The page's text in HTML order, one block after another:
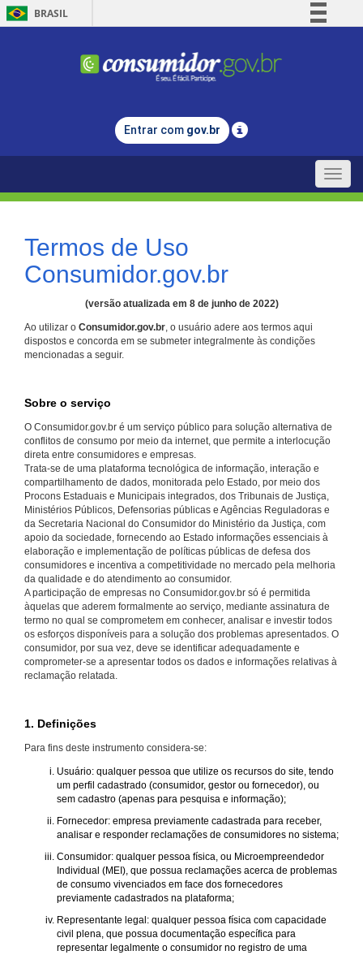
BRASIL
Comunica BR
Legislação
Entrar com gov.br
Toggle
Termos de Uso
Consumidor.gov.br
(versão atualizada em 8 de junho de 2022)
Ao utilizar o Consumidor.gov.br, o usuário adere aos termos aqui
dispostos e concorda em se submeter integralmente às condições
mencionadas a seguir.
Sobre o serviço
O Consumidor.gov.br é um serviço público para solução alternativa de
conflitos de consumo por meio da internet, que permite a interlocução
direta entre consumidores e empresas.
Trata-se de uma plataforma tecnológica de informação, interação e
compartilhamento de dados, monitorada pelo Estado, por meio dos
Procons Estaduais e Municipais integrados, dos Tribunais de Justiça,
Ministérios Públicos, Defensorias públicas e Agências Reguladoras e
da Secretaria Nacional do Consumidor do Ministério da Justiça, com
apoio da sociedade, fornecendo ao Estado informações essenciais à
elaboração e implementação de políticas públicas de defesa dos
consumidores e incentiva a competitividade no mercado pela melhoria
da qualidade e do atendimento ao consumidor.
A participação de empresas no Consumidor.gov.br só é permitida
àquelas que aderem formalmente ao serviço, mediante assinatura de
termo no qual se comprometem em conhecer, analisar e investir todos
os esforços disponíveis para a solução dos problemas apresentados. O
consumidor, por sua vez, deve se identificar adequadamente e
comprometer-se a apresentar todos os dados e informações relativas à
reclamação relatada.
1. Definições
Para fins deste instrumento considera-se:
Usuário: qualquer pessoa que utilize os recursos do site, tendo
um perfil cadastrado (consumidor, gestor ou fornecedor), ou
sem cadastro (apenas para pesquisa e informação);
Fornecedor: empresa previamente cadastrada para receber,
analisar e responder reclamações de consumidores no sistema;
Consumidor: qualquer pessoa física, ou Microempreendedor
Individual (MEI), que possua reclamações acerca de problemas
de consumo vivenciados em face dos fornecedores
previamente cadastrados na plataforma;
Representante legal: qualquer pessoa física com capacidade
civil plena, que possua documentação específica para
representar legalmente o consumidor no registro de uma